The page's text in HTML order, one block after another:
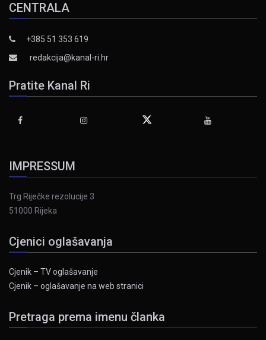
CENTRALA
+385 51 353 619
redakcija@kanal-ri.hr
Pratite Kanal Ri
IMPRESSUM
Trg Riječke rezolucije 3
51000 Rijeka
Cjenici oglašavanja
Cjenik – TV oglašavanje
Cjenik – oglašavanje na web stranici
Pretraga prema imenu članka